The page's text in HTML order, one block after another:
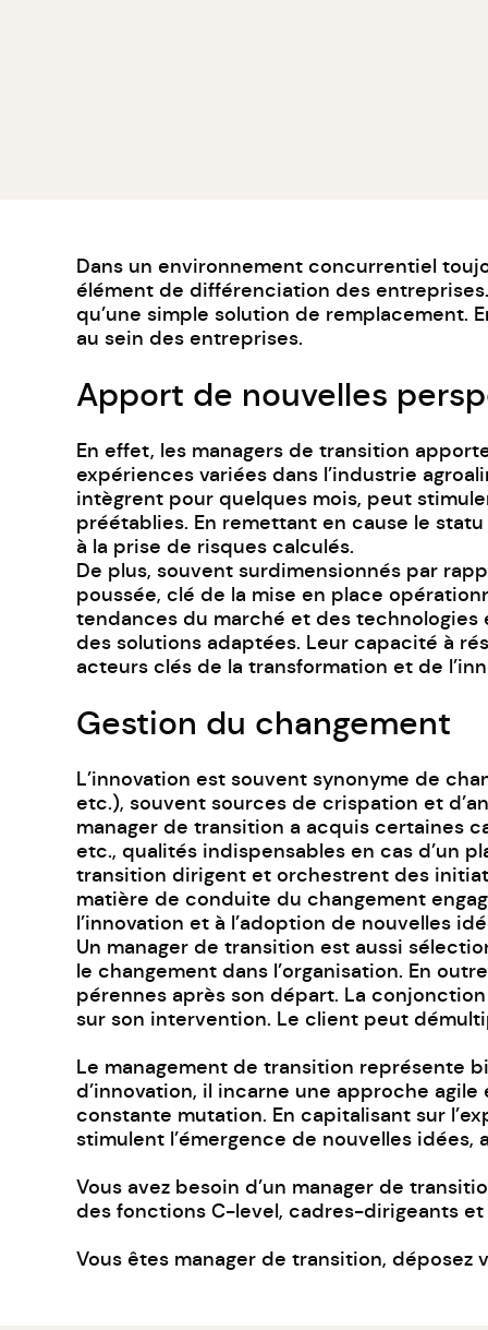
Dans un environnement concurrentiel
élément de différenciation des
qu’une simple solution de remplacement.
au sein des entreprises.
Apport de nouvelles
En effet, les managers de transition
expériences variées dans l’industrie
intègrent pour quelques mois, peut
préétablies. En remettant en cause le
à la prise de risques calculés.
De plus, souvent surdimensionnés par
poussée, clé de la mise en place
tendances du marché et des
des solutions adaptées. Leur capacité à
acteurs clés de la transformation et de
Gestion du changement
L’innovation est souvent synonyme de
etc.), souvent sources de crispation et
manager de transition a acquis certaines
etc., qualités indispensables en cas d’un
transition dirigent et orchestrent des
matière de conduite du changement
l’innovation et à l’adoption de nouvelles
Un manager de transition est aussi
le changement dans l’organisation. En
pérennes après son départ. La
sur son intervention. Le client peut
Le management de transition représente
d’innovation, il incarne une approche
constante mutation. En capitalisant sur
stimulent l’émergence de nouvelles
Vous avez besoin d’un manager de
des fonctions C-level, cadres-dirigeants et
Vous êtes manager de transition, déposez